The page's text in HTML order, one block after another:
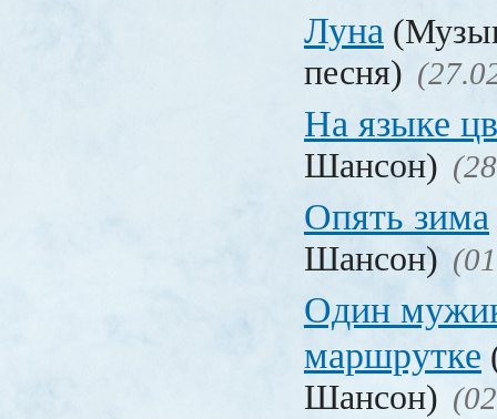
Луна
песня)
На языке
Шансон)
Опять зима
Шансон)
Один
маршрутке
Шансон)